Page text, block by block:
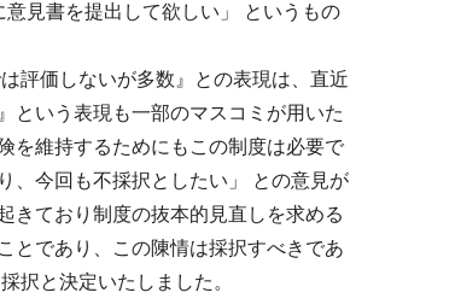
見書を提出して欲しい」 というもの
評価しないが多数』との表現は、直近
という表現も一部のマスコミが用いた
を維持するためにもこの制度は必要で
、今回も不採択としたい」 との意見が
きており制度の抜本的見直しを求める
とであり、この陳情は採択すべきであ
択と決定いたしました。